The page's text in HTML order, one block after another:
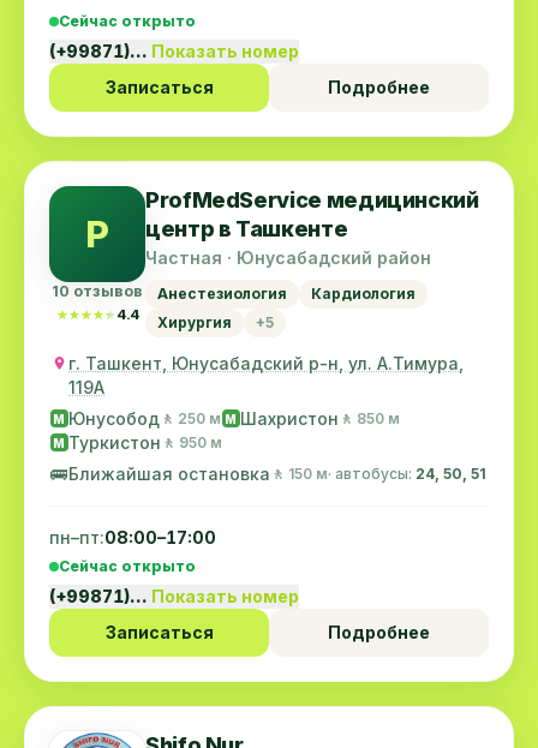
Сейчас открыто
(+99871)… Показать номер
Записаться
Подробнее
P
10 отзывов
★★★★★
★★★★★ 4.4
ProfMedService медицинский
центр в Ташкенте
Частная · Юнусабадский район
Анестезиология
Кардиология
Хирургия
+5
г. Ташкент, Юнусабадский р-н, ул. А.Тимура,
119A
M Юнусобод 🚶 250 м M Шахристон 🚶 850 м
M Туркистон 🚶 950 м
🚌Ближайшая остановка 🚶 150 м· автобусы: 24, 50, 51
пн–пт:08:00–17:00
Сейчас открыто
(+99871)… Показать номер
Записаться
Подробнее